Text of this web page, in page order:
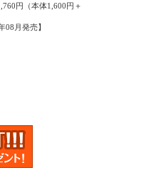
円（本体1,600円＋
08月発売】